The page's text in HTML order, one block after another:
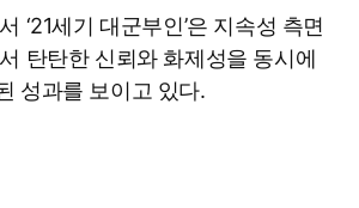
‘21세기 대군부인’은 지속성 측면
탄탄한 신뢰와 화제성을 동시에
성과를 보이고 있다.